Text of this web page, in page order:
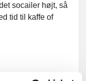
socailer højt, så
tid til kaffe of